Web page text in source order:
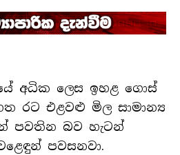
අධික ලෙස ඉහළ ගොස්
රට එළවළු මිල සාමාන්‍ය
පවතින බව හැටන්
පවසනවා.